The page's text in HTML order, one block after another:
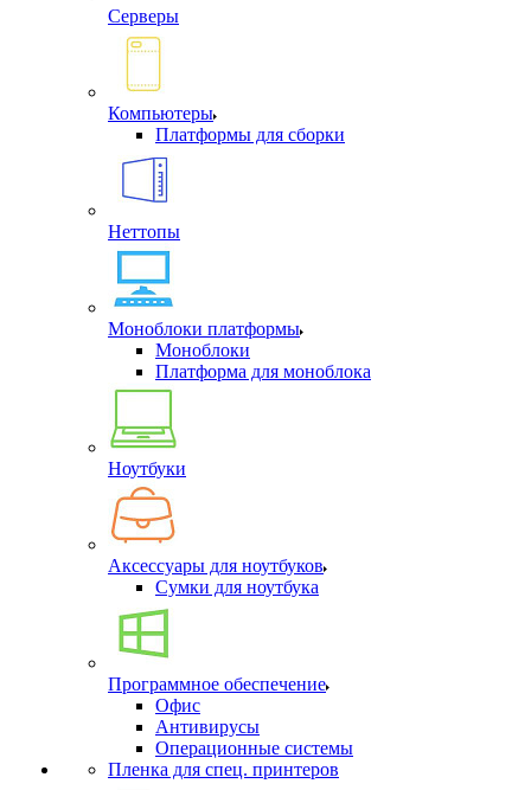
Серверы
Компьютеры
Платформы для сборки
Неттопы
Моноблоки платформы
Моноблоки
Платформа для моноблока
Ноутбуки
Аксессуары для ноутбуков
Сумки для ноутбука
Программное обеспечение
Офис
Антивирусы
Операционные системы
Пленка для спец. принтеров